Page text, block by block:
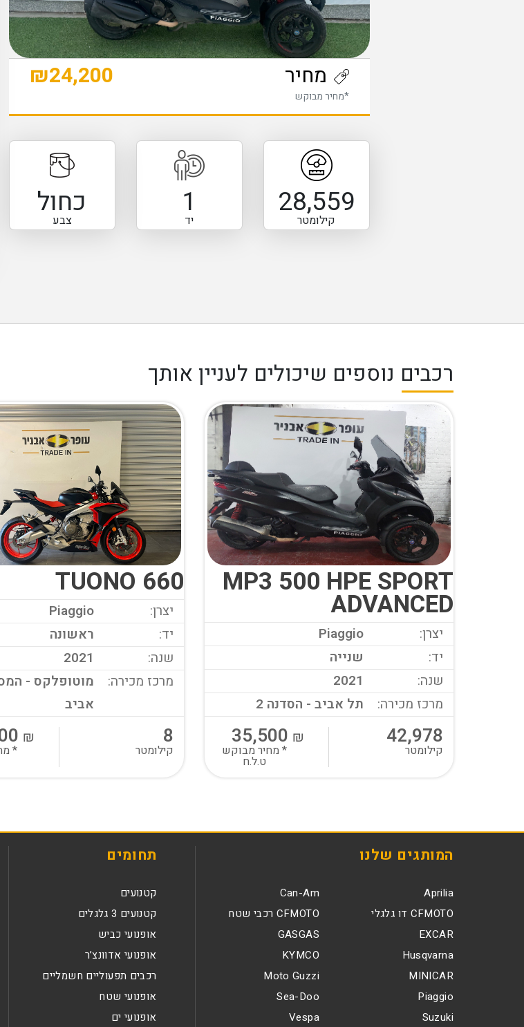
מחיר
*מחיר מבוקש
₪24,200
28,559
קילומטר 1
יד כחול
צבע
רכבים נוספים שיכולים לעניין אותך
MP3 500 HPE SPORT
ADVANCED
יצרן:
Piaggio
יד:
שנייה
שנה:
2021
מרכז מכירה:
תל אביב - הסדנה 2
42,978
קילומטר
₪
* מחיר מבוקש
ט.ל.ח
TUONO 660
יצרן:
Piaggio
יד:
ראשונה
שנה:
2021
מרכז מכירה:
אביב
8
קילומטר
₪
*
המותגים שלנו
Aprilia
Can-Am
CFMOTO דו גלגלי
CFMOTO רכבי שטח
EXCAR
GASGAS
Husqvarna
KYMCO
MINICAR
Moto Guzzi
Piaggio
Sea-Doo
Suzuki
Vespa
תחומים
קטנועים
קטנועים 3 גלגלים
אופנועי כביש
אופנועי אדוונצ’ר
רכבים תפעוליים חשמליים
אופנועי שטח
אופנועי ים